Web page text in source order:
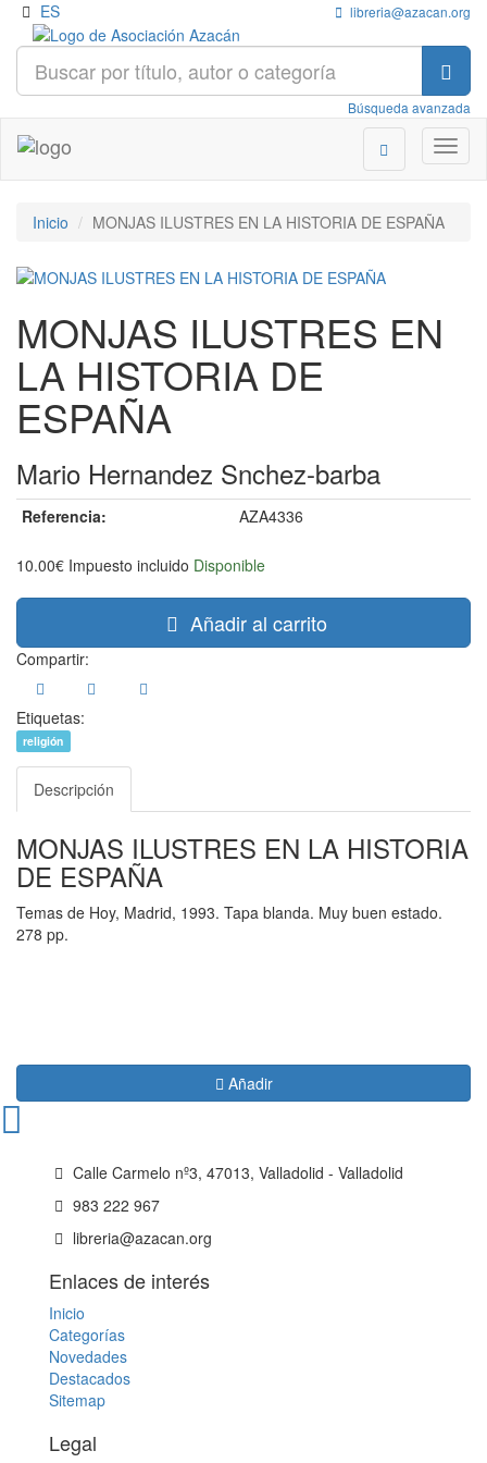
ES libreria@azacan.org
Búsqueda avanzada
Inicio MONJAS ILUSTRES EN LA HISTORIA DE ESPAÑA
MONJAS ILUSTRES EN
LA HISTORIA DE
ESPAÑA
Mario Hernandez Snchez-barba
Referencia: AZA4336
10.00€ Impuesto incluido Disponible
Añadir al carrito
Compartir:
Etiquetas:
religión
Descripción
MONJAS ILUSTRES EN LA HISTORIA
DE ESPAÑA
Temas de Hoy, Madrid, 1993. Tapa blanda. Muy buen estado.
278 pp.
Añadir
Calle Carmelo nº3, 47013, Valladolid - Valladolid
983 222 967
libreria@azacan.org
Enlaces de interés
Inicio
Categorías
Novedades
Destacados
Sitemap
Legal